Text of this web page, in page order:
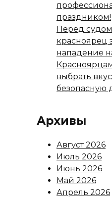
праздником!
Перед
красноярец
нападение
выбрать
безопасную
Архивы
Август 2026
Июль 2026
Июнь 2026
Май 2026
Апрель 2026